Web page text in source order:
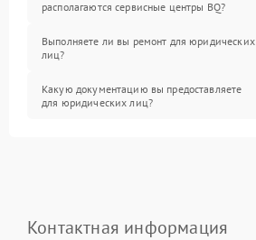
располагаются сервисные центры BQ?
Выполняете ли вы ремонт для юридических
лиц?
Какую документацию вы предоставляете
для юридических лиц?
Контактная информация